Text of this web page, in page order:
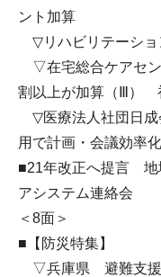
ント加算
▽リハビリテーショ
▽在宅総合ケアセ
割以上が加算（Ⅲ）
▽医療法人社団日
用で計画・会議効率化
■21年改正へ提言 地
アシステム連絡会
＜8面＞
■【防災特集】
▽兵庫県 避難支援